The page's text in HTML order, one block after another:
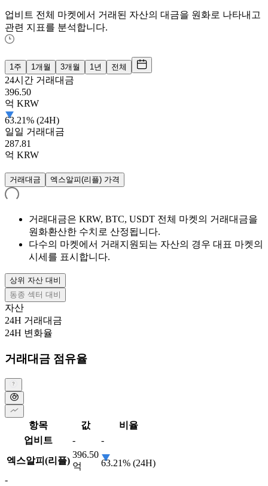
업비트 전체 마켓에서 거래된 자산의 대금을 원화로 나타내고
관련 지표를 분석합니다.
1주 1개월 3개월 1년 전체
24시간 거래대금
396.50
억 KRW
63.21% (24H)
일일 거래대금
287.81
억 KRW
거래대금 엑스알피(리플) 가격
거래대금은 KRW, BTC, USDT 전체 마켓의 거래대금을
원화환산한 수치로 산정됩니다.
다수의 마켓에서 거래지원되는 자산의 경우 대표 마켓의
시세를 표시합니다.
상위 자산 대비
동종 섹터 대비
자산
24H 거래대금
24H 변화율
거래대금 점유율
항목 값
비율
업비트
-
-
엑스알피(리플)
396.50
억
63.21% (24H)
-